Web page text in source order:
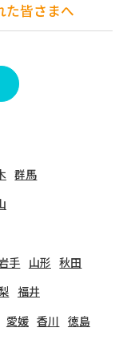
た皆さまへ
群馬
手 山形 秋田
福井
愛媛 香川 徳島